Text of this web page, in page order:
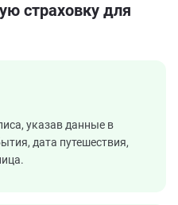
страховку для
указав данные в
дата путешествия,